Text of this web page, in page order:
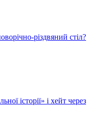
різдвяний стіл?
історії» і хейт через